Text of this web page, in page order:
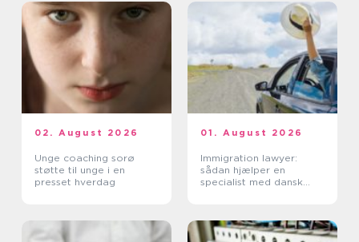
02. August 2026
Unge coaching sorø
støtte til unge i en
presset hverdag
01. August 2026
Immigration lawyer:
sådan hjælper en
specialist med dansk